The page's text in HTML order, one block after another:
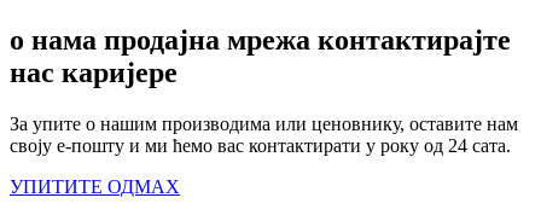
о нама продајна мрежа контактирајте
нас каријере
За упите о нашим производима или ценовнику, оставите нам
своју е-пошту и ми ћемо вас контактирати у року од 24 сата.
УПИТИТЕ ОДМАХ